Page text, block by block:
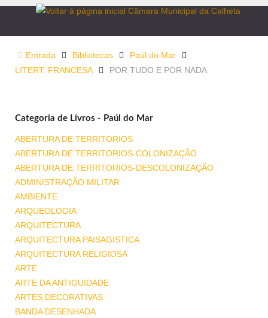
Entrada Bibliotecas
Paúl do Mar
LITERT. FRANCESA
POR TUDO E POR NADA
Categoria de Livros - Paúl do Mar
ABERTURA DE TERRITORIOS
ABERTURA DE TERRITORIOS-COLONIZAÇÃO
ABERTURA DE TERRITORIOS-DESCOLONIZAÇÃO
ADMINISTRAÇÃO MILITAR
AMBIENTE
ARQUEOLOGIA
ARQUITECTURA
ARQUITECTURA PAISAGISTICA
ARQUITECTURA RELIGIOSA
ARTE
ARTE DA ANTIGUIDADE
ARTES DECORATIVAS
BANDA DESENHADA